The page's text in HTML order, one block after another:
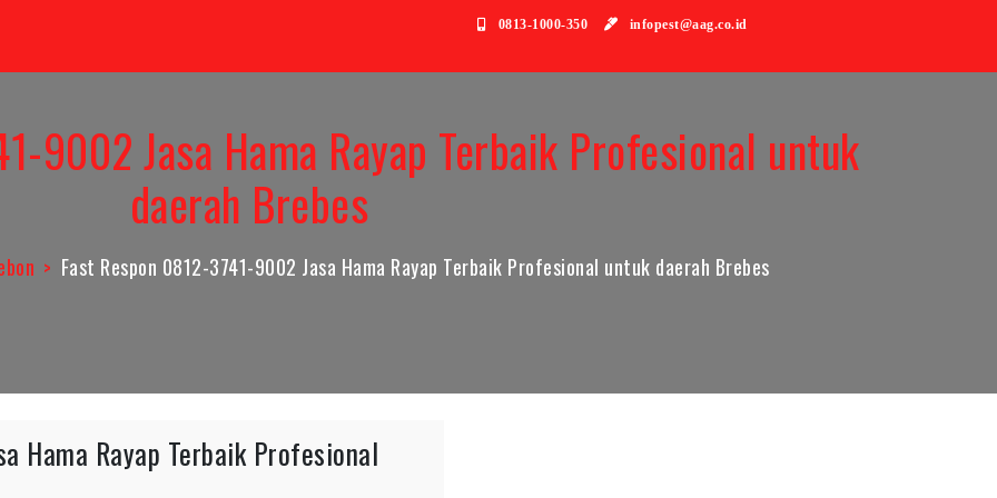
0813-1000-350 infopest@aag.co.id
9002 Jasa Hama Rayap Terbaik Profesional untuk
daerah Brebes
Fast Respon 0812-3741-9002 Jasa Hama Rayap Terbaik Profesional untuk daerah Brebes
Hama Rayap Terbaik Profesional